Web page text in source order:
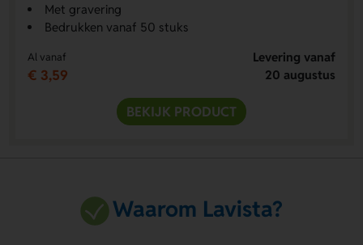
Met gravering
Bedrukken vanaf 50 stuks
Al vanaf
€ 3,59
Levering vanaf
20 augustus
BEKIJK PRODUCT
Waarom Lavista?